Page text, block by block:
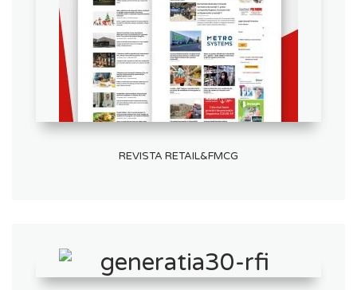
REVISTA RETAIL&FMCG